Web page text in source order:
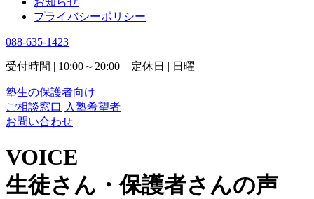
プライバシーポリシー
088-635-1423
受付時間 | 10:00～20:00 定休日 | 日曜
塾生の保護者向け
ご相談窓口 入塾希望者
お問い合わせ
VOICE
生徒さん・保護者さんの声